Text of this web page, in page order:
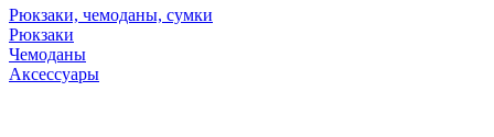
Рюкзаки, чемоданы, сумки
Рюкзаки
Чемоданы
Аксессуары